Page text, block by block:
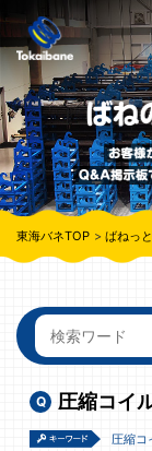
東海バネTOP ばねっ
圧縮コイ
圧縮コ